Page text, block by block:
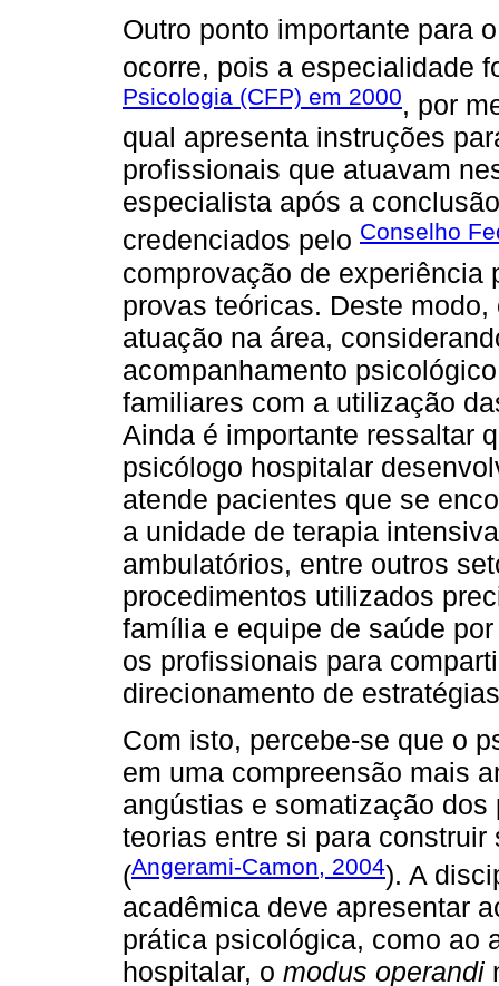
Outro ponto importante para
ocorre, pois a especialidade
Psicologia (CFP) em 2000, por
qual apresenta instruções
profissionais que atuavam
especialista após a
credenciados pelo Conselho
comprovação de experiência
provas teóricas. Deste
atuação na área,
acompanhamento
familiares com a utilização
Ainda é importante ressaltar
psicólogo hospitalar
atende pacientes que se
a unidade de terapia
ambulatórios, entre outros
procedimentos utilizados
família e equipe de saúde
os profissionais para
direcionamento de
Com isto, percebe-se que o
em uma compreensão mais
angústias e somatização
teorias entre si para
(Angerami-Camon, 2004). A
acadêmica deve apresentar
prática psicológica, como ao
hospitalar, o modus operandi